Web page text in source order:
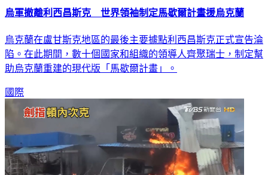
烏軍撤離利西昌斯克 世界領袖制定馬歇爾計畫援烏克蘭
烏克蘭在盧甘斯克地區的最後主要據點利西昌斯克正式宣告淪
陷。在此期間，數十個國家和組織的領導人齊聚瑞士，制定幫
助烏克蘭重建的現代版「馬歇爾計畫」。
國際